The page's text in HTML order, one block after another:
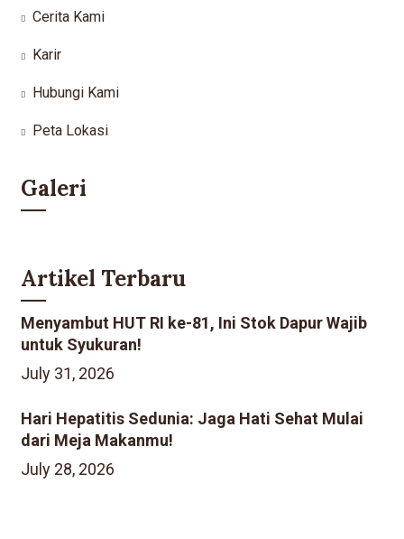
Cerita Kami
Karir
Hubungi Kami
Peta Lokasi
Galeri
Artikel Terbaru
Menyambut HUT RI ke-81, Ini Stok Dapur Wajib
untuk Syukuran!
July 31, 2026
Hari Hepatitis Sedunia: Jaga Hati Sehat Mulai
dari Meja Makanmu!
July 28, 2026